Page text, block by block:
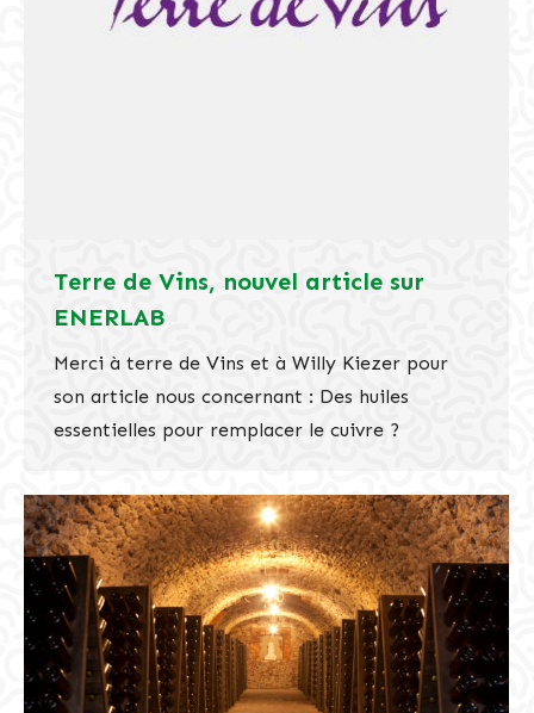
Terre de Vins, nouvel article sur
ENERLAB
Merci à terre de Vins et à Willy Kiezer pour
son article nous concernant : Des huiles
essentielles pour remplacer le cuivre ?